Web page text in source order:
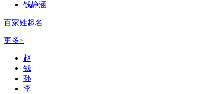
钱静涵
百家姓起名
更多>
赵
钱
孙
李